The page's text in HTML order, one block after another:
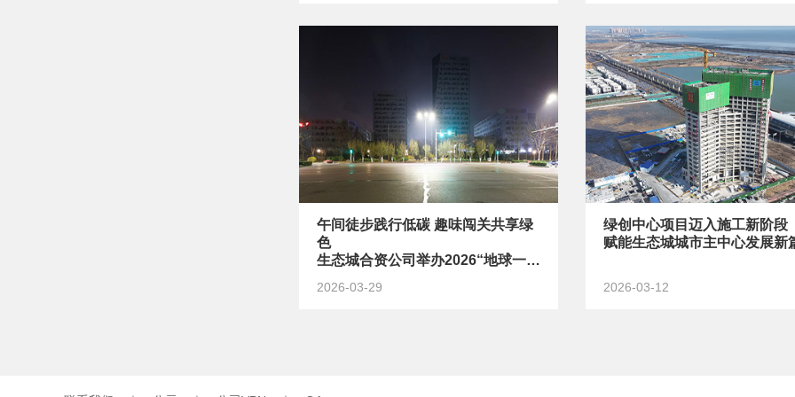
午间徒步践行低碳 趣味闯关共享绿
色
生态城合资公司举办2026“地球一小
2026-03-29
绿创中心项目迈入施工新阶段
赋能生态城城市主中心发展新
2026-03-12